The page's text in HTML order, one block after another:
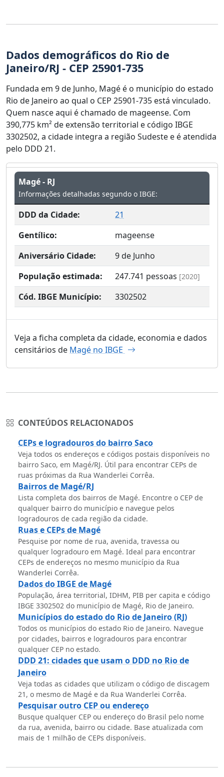
Dados demográficos do Rio de
Janeiro/RJ - CEP 25901-735
Fundada em 9 de Junho, Magé é o município do estado
Rio de Janeiro ao qual o CEP 25901-735 está vinculado.
Quem nasce aqui é chamado de mageense. Com
390,775 km² de extensão territorial e código IBGE
3302502, a cidade integra a região Sudeste e é atendida
pelo DDD 21.
Magé - RJ
Informações detalhadas segundo o IBGE:
DDD da Cidade:
21
Gentílico:
mageense
Aniversário Cidade:
9 de Junho
População estimada:
247.741 pessoas [2020]
Cód. IBGE Município: 3302502
Veja a ficha completa da cidade, economia e dados
censitários de Magé no IBGE
CONTEÚDOS RELACIONADOS
CEPs e logradouros do bairro Saco
Veja todos os endereços e códigos postais disponíveis no
bairro Saco, em Magé/RJ. Útil para encontrar CEPs de
ruas próximas da Rua Wanderlei Corrêa.
Bairros de Magé/RJ
Lista completa dos bairros de Magé. Encontre o CEP de
qualquer bairro do município e navegue pelos
logradouros de cada região da cidade.
Ruas e CEPs de Magé
Pesquise por nome de rua, avenida, travessa ou
qualquer logradouro em Magé. Ideal para encontrar
CEPs de endereços no mesmo município da Rua
Wanderlei Corrêa.
Dados do IBGE de Magé
População, área territorial, IDHM, PIB per capita e código
IBGE 3302502 do município de Magé, Rio de Janeiro.
Municípios do estado do Rio de Janeiro (RJ)
Todos os municípios do estado Rio de Janeiro. Navegue
por cidades, bairros e logradouros para encontrar
qualquer CEP no estado.
DDD 21: cidades que usam o DDD no Rio de
Janeiro
Veja todas as cidades que utilizam o código de discagem
21, o mesmo de Magé e da Rua Wanderlei Corrêa.
Pesquisar outro CEP ou endereço
Busque qualquer CEP ou endereço do Brasil pelo nome
da rua, avenida, bairro ou cidade. Base atualizada com
mais de 1 milhão de CEPs disponíveis.